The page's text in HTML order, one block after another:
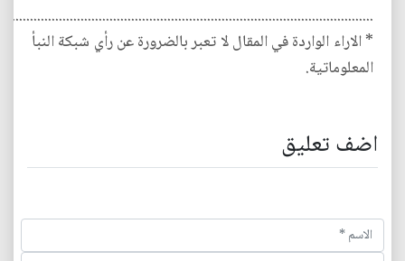
.....................................................................................................
* الاراء الواردة في المقال لا تعبر بالضرورة عن رأي شبكة النبأ
المعلوماتية.
اضف تعليق